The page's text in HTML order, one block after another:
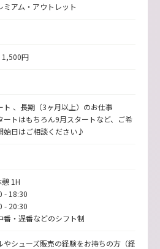
ミアム・アウトレット
1,500円
ト 、長期（3ヶ月以上）のお仕事
ートはもちろん9月スタートなど、ご希
始日はご相談ください♪
1H
- 18:30
- 20:30
番・遅番などのシフト制
やシューズ販売の経験をお持ちの方（経